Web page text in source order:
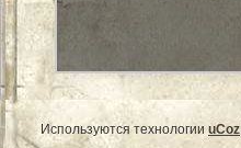
Используются технологии uCoz